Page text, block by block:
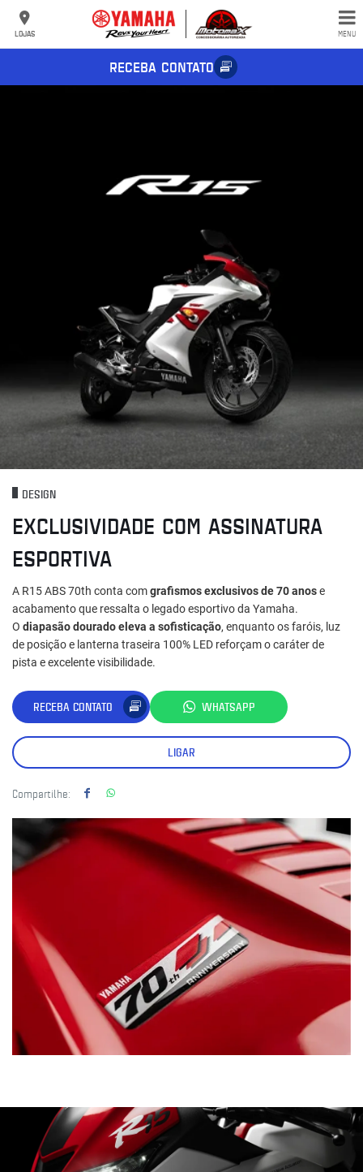
LOJAS MENU
RECEBA CONTATO
DESIGN
EXCLUSIVIDADE COM ASSINATURA
ESPORTIVA
A R15 ABS 70th conta comgrafismos exclusivos de 70 anose
acabamento que ressalta o legado esportivo da Yamaha.
O diapasão dourado eleva a sofisticação, enquanto os faróis, luz
de posição e lanterna traseira 100% LED reforçam o caráter de
pista e excelente visibilidade.
RECEBA CONTATO WHATSAPP
LIGAR
Compartilhe: